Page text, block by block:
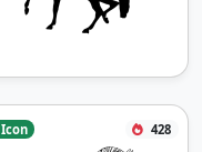
Icon 428